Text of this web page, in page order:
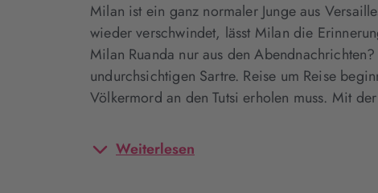
Milan ist ein ganz normaler Junge aus
wieder verschwindet, lässt Milan die
Milan Ruanda nur aus den
undurchsichtigen Sartre. Reise um Reise
Völkermord an den Tutsi erholen muss. Mit
Weiterlesen